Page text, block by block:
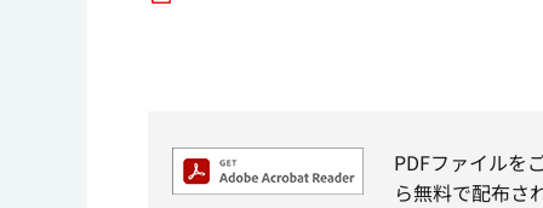
PDFファイルを
ら無料で配布さ